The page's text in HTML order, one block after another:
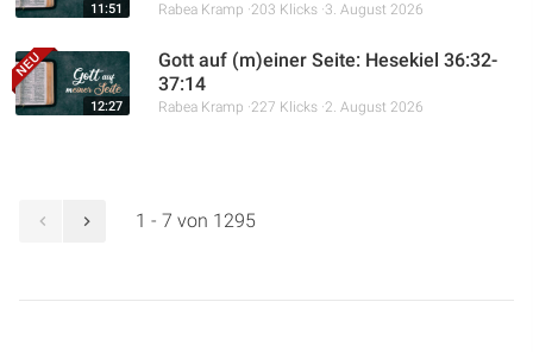
11:51 Rabea Kramp 203 Klicks 3. August 2026
12:27
Gott auf (m)einer Seite: Hesekiel 36:32-
37:14
Rabea Kramp 227 Klicks 2. August 2026
1 - 7 von 1295